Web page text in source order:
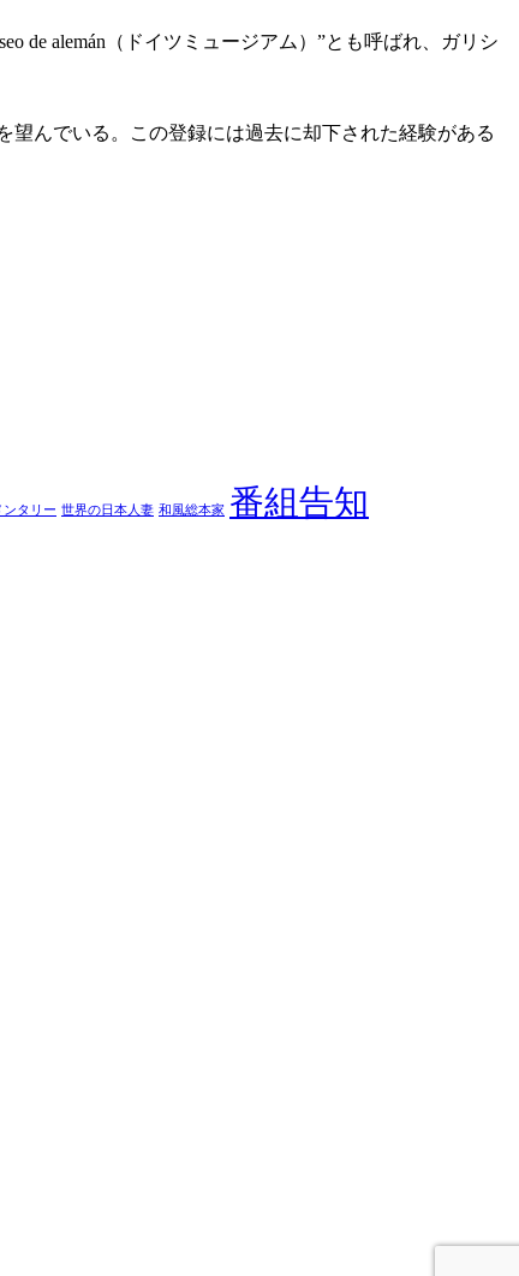
de alemán（ドイツミュージアム）”とも呼ばれ、ガリシ
望んでいる。この登録には過去に却下された経験がある
ンタリー 世界の日本人妻 和風総本家 番組告知